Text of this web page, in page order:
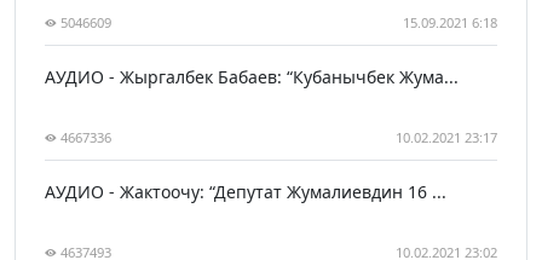
5046609 15.09.2021 6:18
АУДИО - Жыргалбек Бабаев: “Кубанычбек Жума...
4667336 10.02.2021 23:17
АУДИО - Жактоочу: “Депутат Жумалиевдин 16 ...
4637493 10.02.2021 23:02